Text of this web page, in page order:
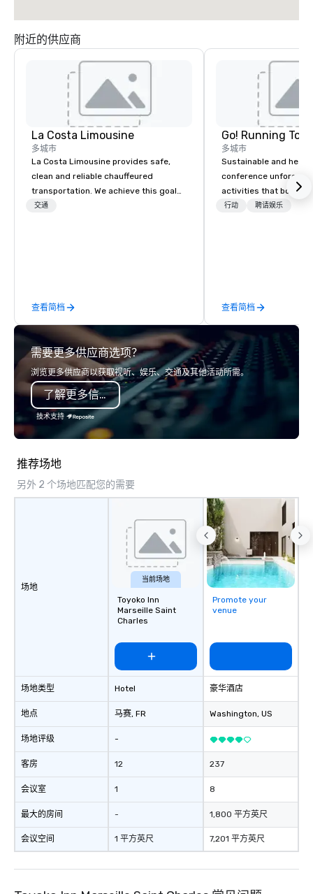
附近的供应商
La Costa Limousine
多城市
La Costa Limousine provides safe,
clean and reliable chauffeured
transportation. We achieve this goal
with highly trained chauffeurs, the
late model luxury vehicles to the
highly experienced and professional
team of chauffeurs and support staff;
you will know quality when you travel
with La Costa Limousine.
交通
查看简档
Go! Running
多城市
Sustainable and
conference
activities that boost
lower carbon
行动 聘请娱乐
查看简档
需要更多供应商选项？
浏览更多供应商以获取视听、娱乐、交通及其他活动所需。
了解更多信息
技术支持
推荐场地
另外 2 个场地匹配您的需要
场地
场地类型
地点
场地评级
客房
会议室
最大的房间
会议空间
当前场地
Toyoko Inn
Marseille Saint
Charles
Hotel
马赛, FR
-
12
1
-
1 平方英尺
Promote your
venue
豪华酒店
Washington, US
237
8
1,800 平方英尺
7,201 平方英尺